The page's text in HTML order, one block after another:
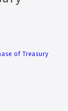
of Treasury